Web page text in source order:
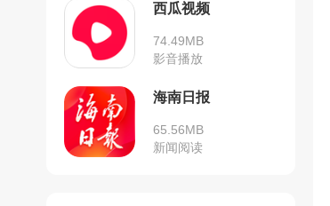
西瓜视频
74.49MB
影音播放
海南日报
65.56MB
新闻阅读